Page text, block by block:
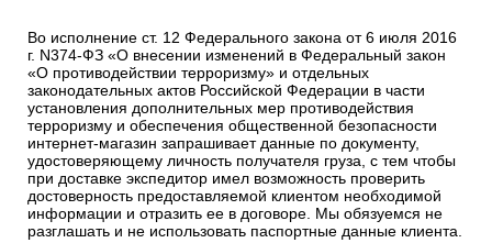
Во исполнение ст. 12 Федерального закона от 6 июля 2016
г. N374-ФЗ «О внесении изменений в Федеральный закон
«О противодействии терроризму» и отдельных
законодательных актов Российской Федерации в части
установления дополнительных мер противодействия
терроризму и обеспечения общественной безопасности
интернет-магазин запрашивает данные по документу,
удостоверяющему личность получателя груза, с тем чтобы
при доставке экспедитор имел возможность проверить
достоверность предоставляемой клиентом необходимой
информации и отразить ее в договоре. Мы обязуемся не
разглашать и не использовать паспортные данные клиента.